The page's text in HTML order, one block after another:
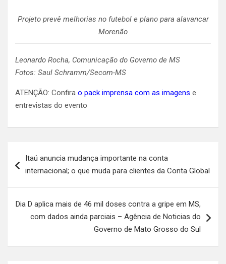
Projeto prevê melhorias no futebol e plano para alavancar
Morenão
Leonardo Rocha, Comunicação do Governo de MS
Fotos: Saul Schramm/Secom-MS
ATENÇÃO: Confira o pack imprensa com as imagens e
entrevistas do evento
de
Itaú anuncia mudança importante na conta
internacional; o que muda para clientes da Conta Global
Dia D aplica mais de 46 mil doses contra a gripe em MS,
com dados ainda parciais – Agência de Noticias do
Governo de Mato Grosso do Sul